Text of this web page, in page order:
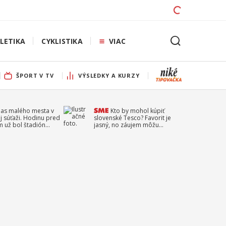
CYKLISTIKA VIAC
ŠPORT V TV VÝSLEDKY A KURZY
malého mesta v
súťaži. Hodinu pred
už bol štadión
Kto by mohol kúpiť
slovenské Tesco? Favorit je
jasný, no záujem môžu